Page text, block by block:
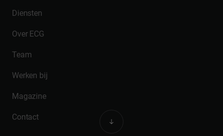
Diensten
Over ECG
Team
Werken bij
Magazine
Contact